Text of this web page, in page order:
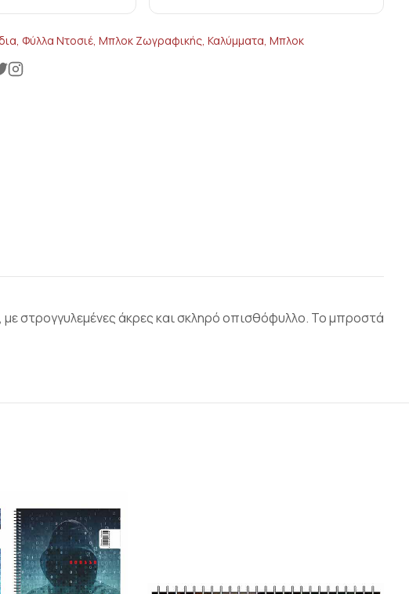
Φύλλα Ντοσιέ, Μπλοκ Ζωγραφικής, Καλύμματα, Μπλοκ
στρογγυλεμένες άκρες και σκληρό οπισθόφυλλο. Το μπροστά